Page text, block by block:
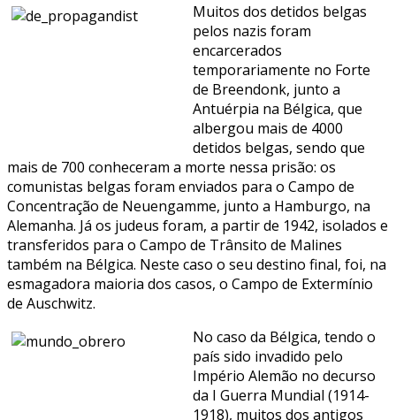
Muitos dos detidos belgas
pelos nazis foram
encarcerados
temporariamente no Forte
de Breendonk, junto a
Antuérpia na Bélgica, que
albergou mais de 4000
detidos belgas, sendo que
mais de 700 conheceram a morte nessa prisão: os
comunistas belgas foram enviados para o Campo de
Concentração de Neuengamme, junto a Hamburgo, na
Alemanha. Já os judeus foram, a partir de 1942, isolados e
transferidos para o Campo de Trânsito de Malines
também na Bélgica. Neste caso o seu destino final, foi, na
esmagadora maioria dos casos, o Campo de Extermínio
de Auschwitz.
No caso da Bélgica, tendo o
país sido invadido pelo
Império Alemão no decurso
da I Guerra Mundial (1914-
1918), muitos dos antigos